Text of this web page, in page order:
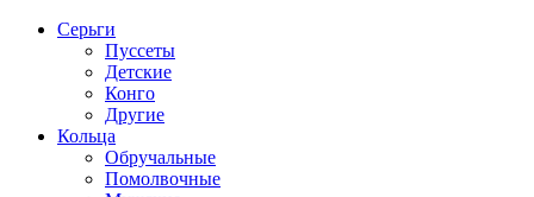
Серьги
Пуссеты
Детские
Конго
Другие
Кольца
Обручальные
Помолвочные